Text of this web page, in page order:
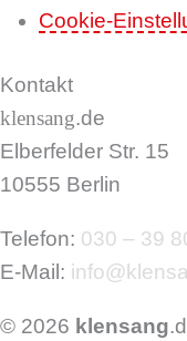
Cookie-
Kontakt
klensang.de
Elberfelder Str. 15
10555 Berlin
Telefon: 030 – 39
E-Mail:
© 2026 klensang